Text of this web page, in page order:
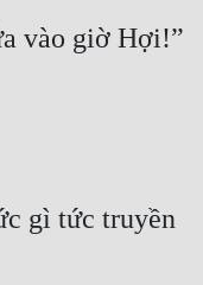
vào giờ Hợi!”
gì tức truyền